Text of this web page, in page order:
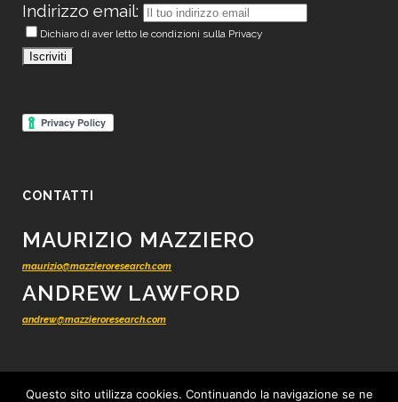
Indirizzo email:
Dichiaro di aver letto le condizioni sulla Privacy
CONTATTI
MAURIZIO MAZZIERO
maurizio@mazzieroresearch.com
ANDREW LAWFORD
andrew@mazzieroresearch.com
Questo sito utilizza cookies. Continuando la navigazione se ne